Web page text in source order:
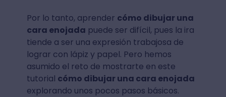
Por lo tanto, aprender cómo dibujar una
cara enojada puede ser difícil, pues la ira
tiende a ser una expresión trabajosa de
lograr con lápiz y papel. Pero hemos
asumido el reto de mostrarte en este
tutorial cómo dibujar una cara enojada
explorando unos pocos pasos básicos.